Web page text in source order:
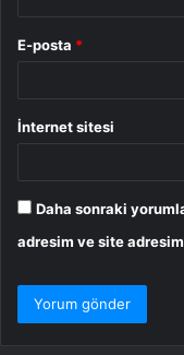
E-posta *
İnternet sitesi
Daha sonraki
adresim ve site